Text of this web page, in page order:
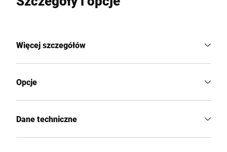
Więcej szczegółów
Opcje
Dane techniczne